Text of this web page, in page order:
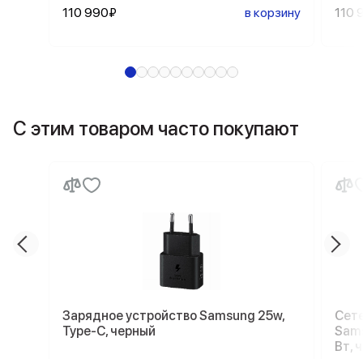
110 990₽
в корзину
110
С этим товаром часто покупают
Зарядное устройство Samsung 25w,
Type-C, черный
Вт,